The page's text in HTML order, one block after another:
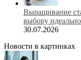
Выращивание
выбору
30.07.2026
Новости в картинках